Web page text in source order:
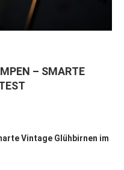
– SMARTE
Vintage Glühbirnen im